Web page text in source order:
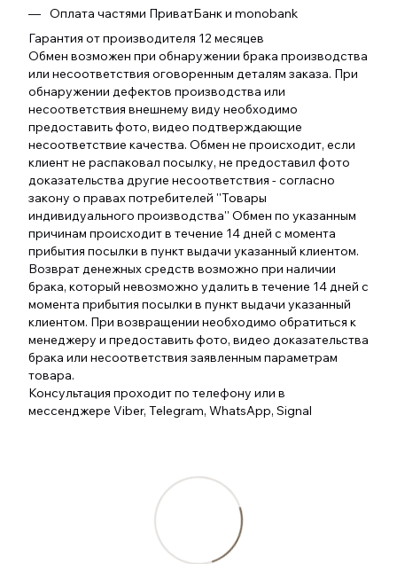
Оплата частями ПриватБанк и monobank
Гарантия от производителя 12 месяцев
Обмен возможен при обнаружении брака производства
или несоответствия оговоренным деталям заказа. При
обнаружении дефектов производства или
несоответствия внешнему виду необходимо
предоставить фото, видео подтверждающие
несоответствие качества. Обмен не происходит, если
клиент не распаковал посылку, не предоставил фото
доказательства другие несоответствия - согласно
закону о правах потребителей ''Товары
индивидуального производства'' Обмен по указанным
причинам происходит в течение 14 дней с момента
прибытия посылки в пункт выдачи указанный клиентом.
Возврат денежных средств возможно при наличии
брака, который невозможно удалить в течение 14 дней с
момента прибытия посылки в пункт выдачи указанный
клиентом. При возвращении необходимо обратиться к
менеджеру и предоставить фото, видео доказательства
брака или несоответствия заявленным параметрам
товара.
Консультация проходит по телефону или в
мессенджере Viber, Telegram, WhatsApp, Signal